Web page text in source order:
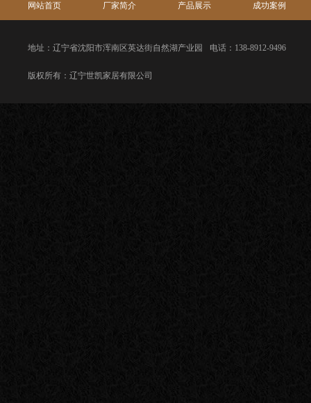
网站首页 厂家简介 产品展示 成功案例
地址：辽宁省沈阳市浑南区英达街自然湖产业园 电话：138-8912-9496
版权所有：辽宁世凯家居有限公司